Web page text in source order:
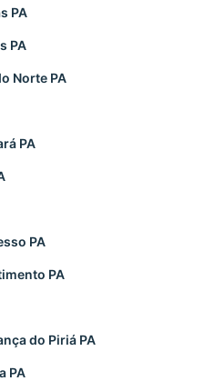
PA
PA
Norte PA
PA
PA
PA
do Piriá PA
PA